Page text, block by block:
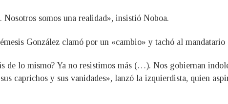
Nosotros somos una realidad», insistió Noboa.
González clamó por un «cambio» y tachó al mandatario
de lo mismo? Ya no resistimos más (…). Nos gobiernan
caprichos y sus vanidades», lanzó la izquierdista, quien